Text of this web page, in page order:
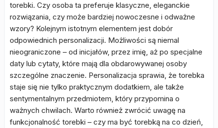
torebki. Czy osoba ta preferuje klasyczne, eleganckie
rozwiązania, czy może bardziej nowoczesne i odważne
wzory? Kolejnym istotnym elementem jest dobór
odpowiednich personalizacji. Możliwości są niemal
nieograniczone – od inicjałów, przez imię, aż po specjalne
daty lub cytaty, które mają dla obdarowywanej osoby
szczególne znaczenie. Personalizacja sprawia, że torebka
staje się nie tylko praktycznym dodatkiem, ale także
sentymentalnym przedmiotem, który przypomina o
ważnych chwilach. Warto również zwrócić uwagę na
funkcjonalność torebki – czy ma być torebką na co dzień,